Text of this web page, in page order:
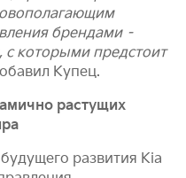
брендами –
с которыми предстоит
Купец.
растущих
развития Kia